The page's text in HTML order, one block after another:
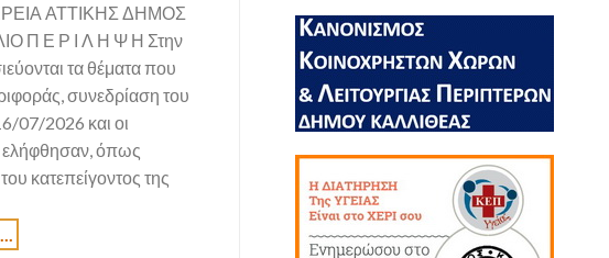
ΑΤΤΙΚΗΣ ΔΗΜΟΣ
Π Ε Ρ Ι Λ Η Ψ Η Στην
τα θέματα που
συνεδρίαση του
07/2026 και οι
ελήφθησαν, όπως
κατεπείγοντος της